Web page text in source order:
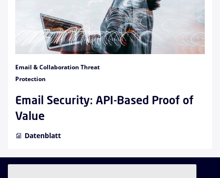
Email & Collaboration Threat
Protection
Email Security: API-Based Proof of
Value
Datenblatt